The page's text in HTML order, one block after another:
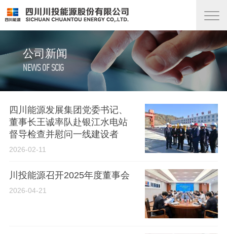
公司新闻
NEWS OF SCIG
四川能源发展集团党委书记、
董事长王诚率队赴银江水电站
督导检查并慰问一线建设者
2026-02-11
川投能源召开2025年度董事会
2026-04-21